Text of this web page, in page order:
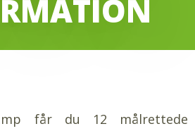
får du 12 målrettede